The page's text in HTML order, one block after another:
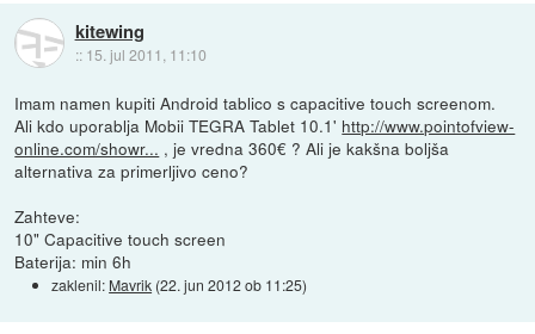
kitewing
:: 15. jul 2011, 11:10
Imam namen kupiti Android tablico s capacitive touch screenom.
Ali kdo uporablja Mobii TEGRA Tablet 10.1' http://www.pointofview-
online.com/showr... , je vredna 360€ ? Ali je kakšna boljša
alternativa za primerljivo ceno?
Zahteve:
10" Capacitive touch screen
Baterija: min 6h
zaklenil: Mavrik (22. jun 2012 ob 11:25)